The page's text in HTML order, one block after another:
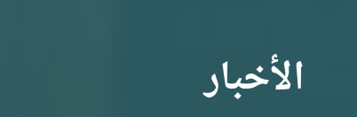
الأخبار